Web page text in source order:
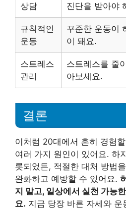
상담
진단을 받아야
규칙적인
운동
꾸준한 운동이
이 돼요.
스트레스
관리
스트레스를 줄
아보세요.
결론
이처럼 20대에서 흔히 경험
여러 가지 원인이 있어요. 하
롯되었든, 적절한 대처 방법
완화하고 예방할 수 있어요.
지 말고, 일상에서 실천 가능
요. 지금 당장 바른 자세와 운